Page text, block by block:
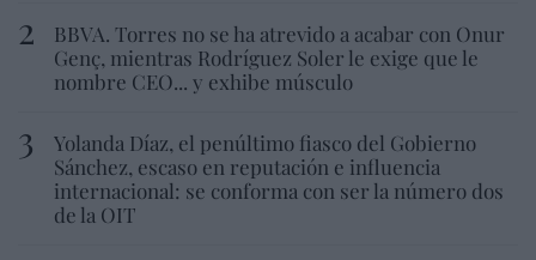
BBVA. Torres no se ha atrevido a acabar con Onur
Genç, mientras Rodríguez Soler le exige que le
nombre CEO... y exhibe músculo
Yolanda Díaz, el penúltimo fiasco del Gobierno
Sánchez, escaso en reputación e influencia
internacional: se conforma con ser la número dos
de la OIT